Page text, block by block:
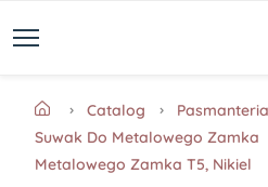
Catalog Pasmanteria
Suwak Do Metalowego Zamka
Metalowego Zamka T5, Nikiel